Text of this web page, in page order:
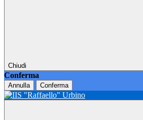
Chiudi
Conferma
Annulla Conferma